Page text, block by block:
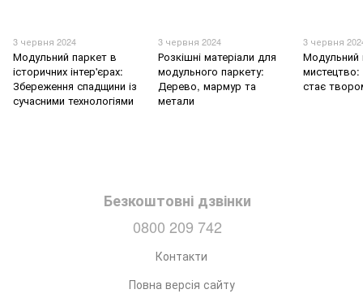
3 червня 2024
Модульний паркет в
історичних інтер'єрах:
Збереження спадщини із
сучасними технологіями
3 червня 2024
Розкішні матеріали для
модульного паркету:
Дерево, мармур та
метали
3 червня
Модульний
мистецтво:
стає
Безкоштовні дзвінки
0800 209 742
Контакти
Повна версія сайту